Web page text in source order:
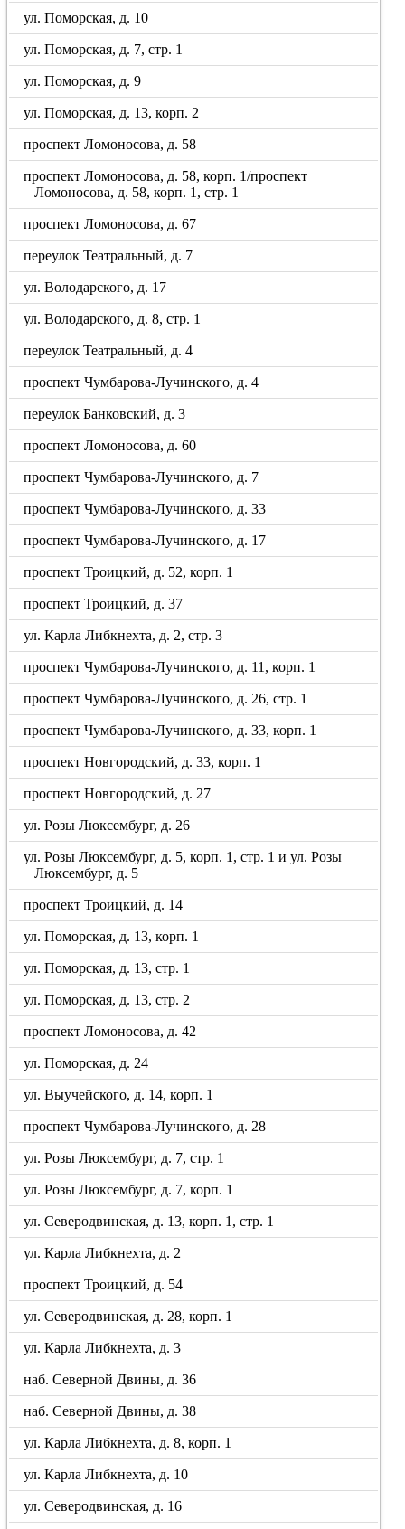
ул. Поморская, д. 10
ул. Поморская, д. 7, стр. 1
ул. Поморская, д. 9
ул. Поморская, д. 13, корп. 2
проспект Ломоносова, д. 58
проспект Ломоносова, д. 58, корп. 1/проспект
Ломоносова, д. 58, корп. 1, стр. 1
проспект Ломоносова, д. 67
переулок Театральный, д. 7
ул. Володарского, д. 17
ул. Володарского, д. 8, стр. 1
переулок Театральный, д. 4
проспект Чумбарова-Лучинского, д. 4
переулок Банковский, д. 3
проспект Ломоносова, д. 60
проспект Чумбарова-Лучинского, д. 7
проспект Чумбарова-Лучинского, д. 33
проспект Чумбарова-Лучинского, д. 17
проспект Троицкий, д. 52, корп. 1
проспект Троицкий, д. 37
ул. Карла Либкнехта, д. 2, стр. 3
проспект Чумбарова-Лучинского, д. 11, корп. 1
проспект Чумбарова-Лучинского, д. 26, стр. 1
проспект Чумбарова-Лучинского, д. 33, корп. 1
проспект Новгородский, д. 33, корп. 1
проспект Новгородский, д. 27
ул. Розы Люксембург, д. 26
ул. Розы Люксембург, д. 5, корп. 1, стр. 1 и ул. Розы
Люксембург, д. 5
проспект Троицкий, д. 14
ул. Поморская, д. 13, корп. 1
ул. Поморская, д. 13, стр. 1
ул. Поморская, д. 13, стр. 2
проспект Ломоносова, д. 42
ул. Поморская, д. 24
ул. Выучейского, д. 14, корп. 1
проспект Чумбарова-Лучинского, д. 28
ул. Розы Люксембург, д. 7, стр. 1
ул. Розы Люксембург, д. 7, корп. 1
ул. Северодвинская, д. 13, корп. 1, стр. 1
ул. Карла Либкнехта, д. 2
проспект Троицкий, д. 54
ул. Северодвинская, д. 28, корп. 1
ул. Карла Либкнехта, д. 3
наб. Северной Двины, д. 36
наб. Северной Двины, д. 38
ул. Карла Либкнехта, д. 8, корп. 1
ул. Карла Либкнехта, д. 10
ул. Северодвинская, д. 16